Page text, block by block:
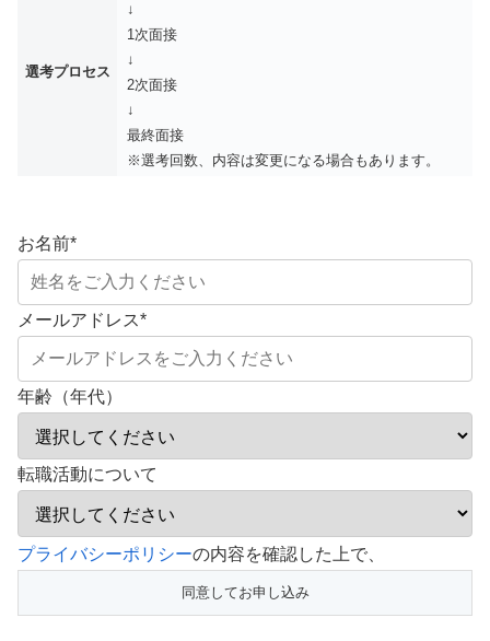
選考プロセス
↓
1次面接
↓
2次面接
↓
最終面接
※選考回数、内容は変更になる場合もあります。
お名前*
メールアドレス*
年齢（年代）
転職活動について
こ
フ
プライバシーポリシーの内容を確認した上で、